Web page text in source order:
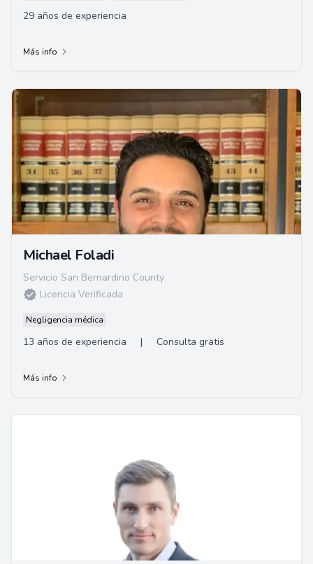
29 años de experiencia
Más info
Michael Foladi
Servicio San Bernardino County
Licencia Verificada
Negligencia médica
13 años de experiencia | Consulta gratis
Más info